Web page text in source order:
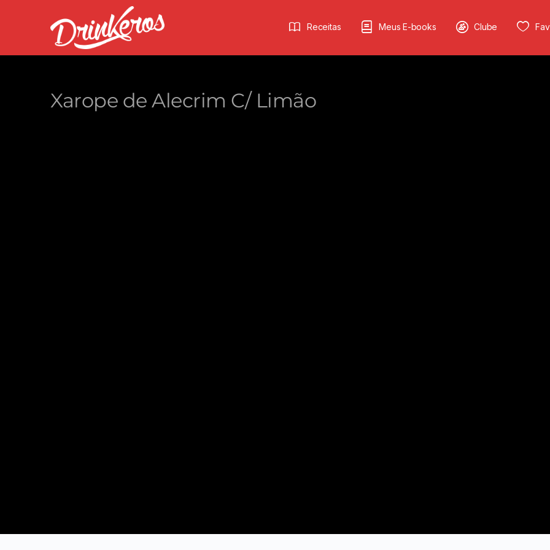
Receitas Meus E-books Clube
Xarope de Alecrim C/ Limão